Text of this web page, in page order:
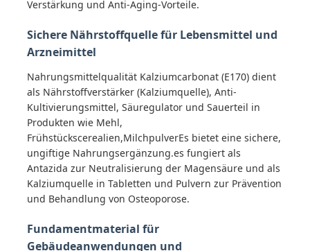
Wasserreinigungsmittel
Tägliche Chemikalien
Verstärkung und Anti-Aging-Vorteile.
Sichere Nährstoffquelle für Lebensmittel und
Arzneimittel
Nahrungsmittelqualität Kalziumcarbonat (E170) dient
als Nährstoffverstärker (Kalziumquelle), Anti-
Kultivierungsmittel, Säuregulator und Sauerteil in
Produkten wie Mehl,
Frühstückscerealien,MilchpulverEs bietet eine sichere,
ungiftige Nahrungsergänzung.es fungiert als
Antazida zur Neutralisierung der Magensäure und als
Kalziumquelle in Tabletten und Pulvern zur Prävention
und Behandlung von Osteoporose.
Fundamentmaterial für
Gebäudeanwendungen und